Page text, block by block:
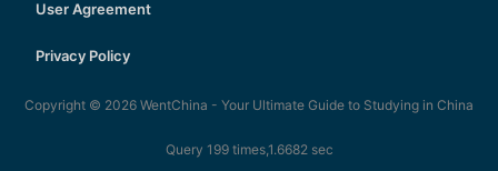
User Agreement
Privacy Policy
Copyright © 2026 WentChina - Your Ultimate Guide to Studying in China
Query 199 times,1.6682 sec